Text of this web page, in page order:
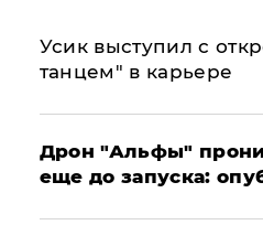
Усик выступил с
танцем" в карьере
Дрон "Альфы"
еще до запуска: